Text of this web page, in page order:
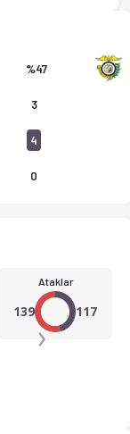
%47
3
4
0
Ataklar
139 117